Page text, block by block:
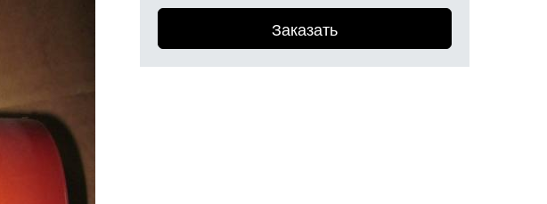
Заказать